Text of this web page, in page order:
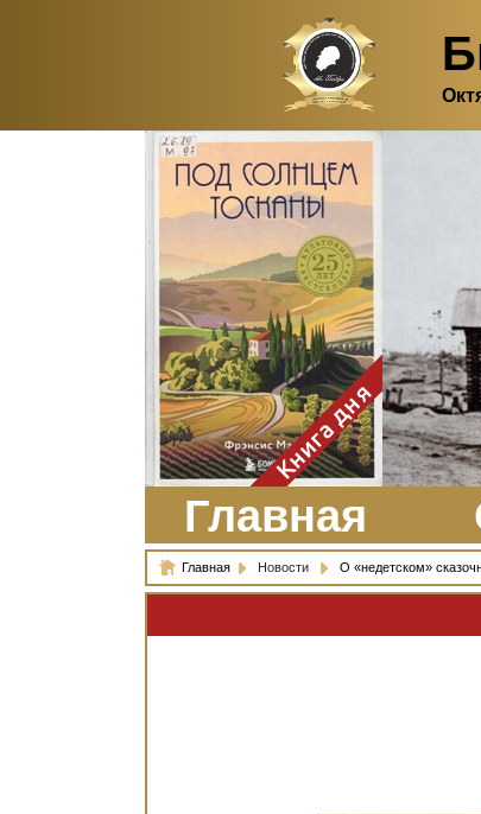
Здесь, в своем
итальянском доме, я вновь
испытала первичную
радость единения с
природой. Дом открыт
для бабочек, стрекоз, пчёл
или всех, кто пожелает
влететь в одно окно и
вылететь из другого. Едим
мы почти всегда во
дворе. Во мне настолько
возродился здравый
смысл моей матери -
умение наслаждаться
настоящим и не спешить, -
что даже нашлось время
отполировать до блеска
оконное стекло.
ЗаказатьКнига дня
Главная
Главная Новости О «недетском»